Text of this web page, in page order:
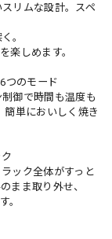
リムな設計。スペ
。
楽しめます。
つのモード
御で時間も温度も
簡単においしく焼き
ック全体がすっと
まま取り外せ、
。